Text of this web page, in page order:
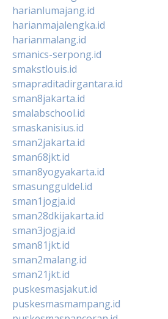
harianlumajang.id
harianmajalengka.id
harianmalang.id
smanics-serpong.id
smakstlouis.id
smapraditadirgantara.id
sman8jakarta.id
smalabschool.id
smaskanisius.id
sman2jakarta.id
sman68jkt.id
sman8yogyakarta.id
smasungguldel.id
sman1jogja.id
sman28dkijakarta.id
sman3jogja.id
sman81jkt.id
sman2malang.id
sman21jkt.id
puskesmasjakut.id
puskesmasmampang.id